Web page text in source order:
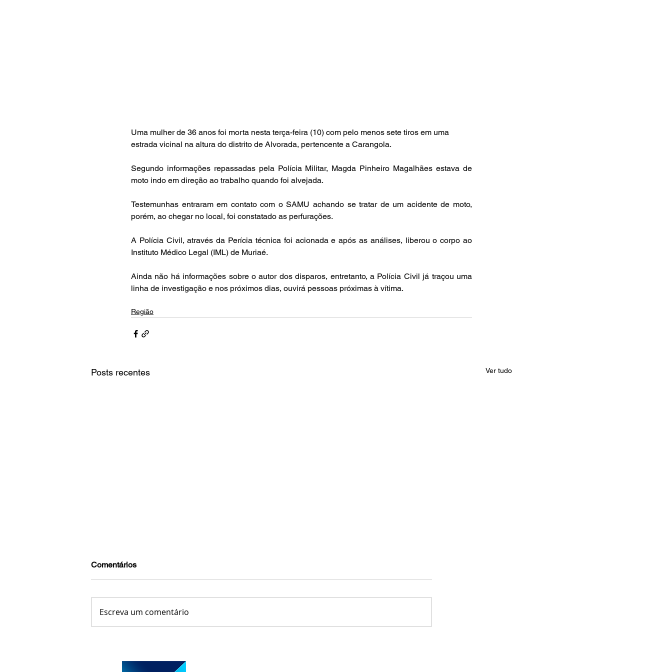
Uma mulher de 36 anos foi morta nesta terça-feira (10) com pelo menos sete tiros em uma
estrada vicinal na altura do distrito de Alvorada, pertencente a Carangola.
Segundo informações repassadas pela Polícia Militar, Magda Pinheiro Magalhães estava de
moto indo em direção ao trabalho quando foi alvejada.
Testemunhas entraram em contato com o SAMU achando se tratar de um acidente de moto,
porém, ao chegar no local, foi constatado as perfurações.
A Polícia Civil, através da Perícia técnica foi acionada e após as análises, liberou o corpo ao
Instituto Médico Legal (IML) de Muriaé.
Ainda não há informações sobre o autor dos disparos, entretanto, a Polícia Civil já traçou uma
linha de investigação e nos próximos dias, ouvirá pessoas próximas à vítima.
Região
Posts recentes Ver tudo
Comentários
Escreva um comentário